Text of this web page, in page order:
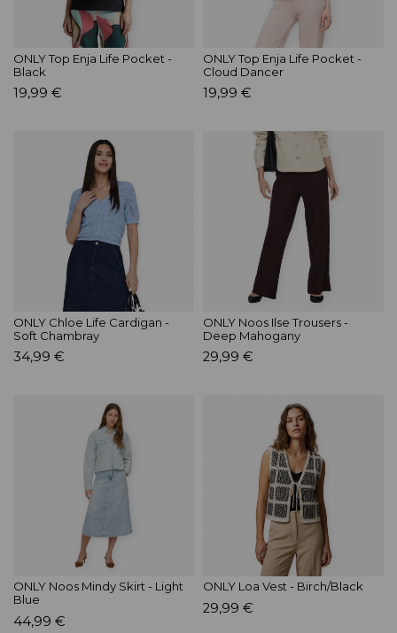
ONLY Top Enja Life Pocket -
Black
19,99 €
ONLY Top Enja Life Pocket -
Cloud Dancer
19,99 €
ONLY Chloe Life Cardigan -
Soft Chambray
34,99 €
ONLY Noos Ilse Trousers -
Deep Mahogany
29,99 €
ONLY Noos Mindy Skirt - Light
Blue
44,99 €
ONLY Loa Vest - Birch/Black
29,99 €